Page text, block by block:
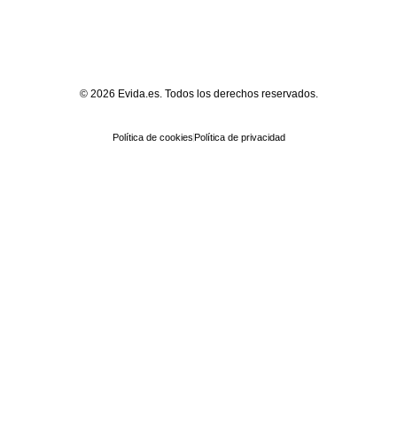
© 2026 Evida.es. Todos los derechos reservados.
Política de cookiesPolítica de privacidad